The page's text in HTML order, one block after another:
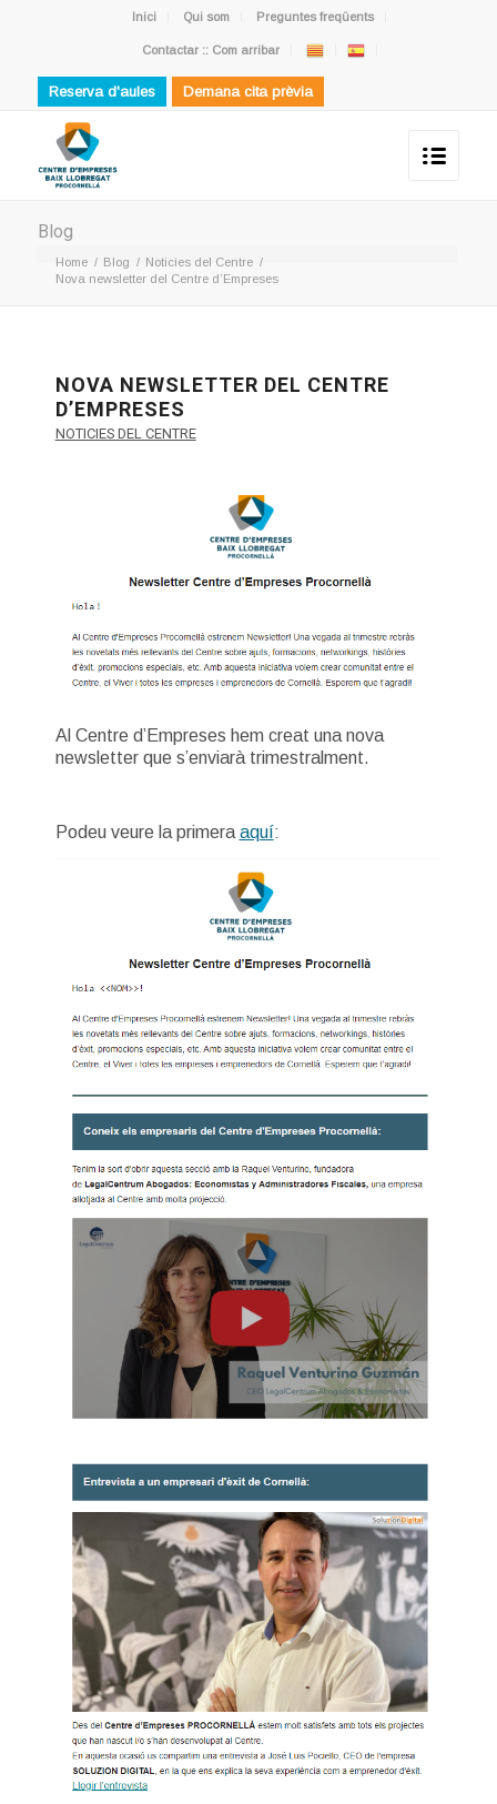
Inici Qui som Preguntes freqüents
Contactar :: Com arribar
Reserva d'aules Demana cita prèvia
Blog
Home / Blog / Noticies del Centre /
Nova newsletter del Centre d’Empreses
NOVA NEWSLETTER DEL CENTRE
D’EMPRESES
NOTICIES DEL CENTRE
Al Centre d’Empreses hem creat una nova
newsletter que s’enviarà trimestralment.
Podeu veure la primera aquí: